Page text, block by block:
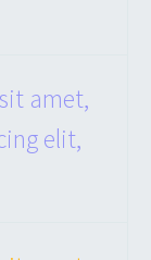
amet,
elit,